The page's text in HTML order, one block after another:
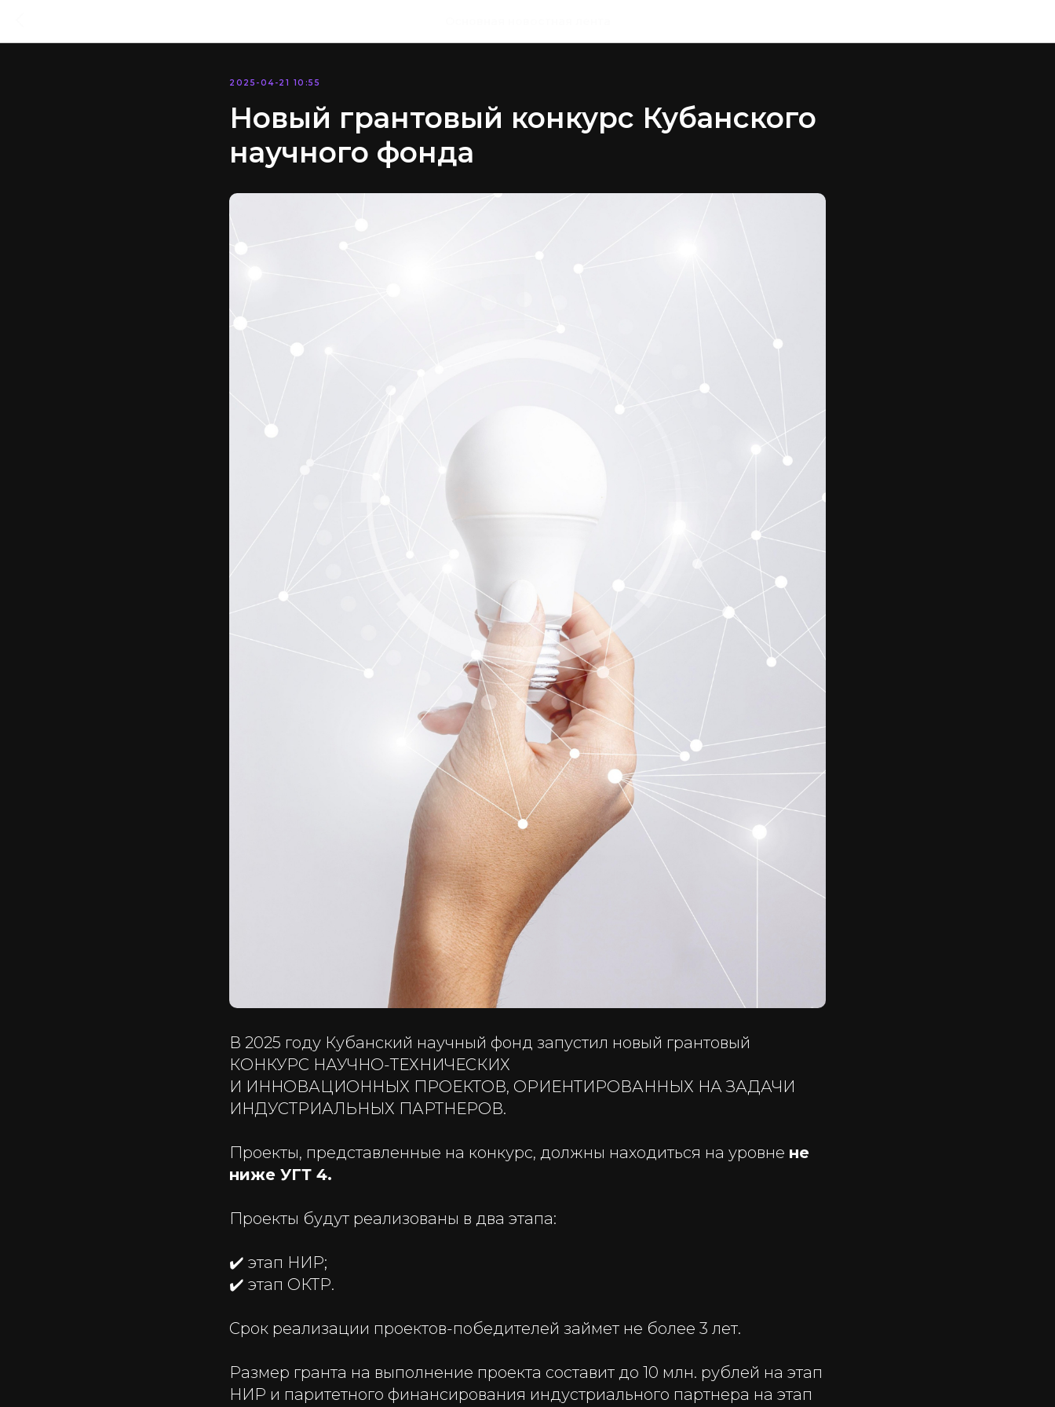
2025-04-21 10:55
Новый грантовый конкурс Кубанского
научного фонда
В 2025 году Кубанский научный фонд запустил новый грантовый
КОНКУРС НАУЧНО-ТЕХНИЧЕСКИХ
И ИННОВАЦИОННЫХ ПРОЕКТОВ, ОРИЕНТИРОВАННЫХ НА ЗАДАЧИ
ИНДУСТРИАЛЬНЫХ ПАРТНЕРОВ.
Проекты, представленные на конкурс, должны находиться на уровне не
ниже УГТ 4.
Проекты будут реализованы в два этапа:
✔️ этап НИР;
✔️ этап ОКТР.
Срок реализации проектов-победителей займет не более 3 лет.
Размер гранта на выполнение проекта составит до 10 млн. рублей на этап
НИР и паритетного финансирования индустриального партнера на этап